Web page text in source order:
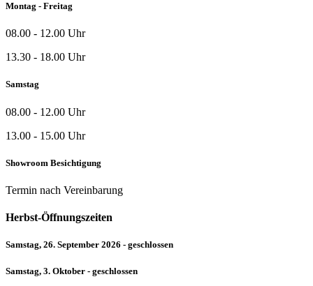
Montag - Freitag
08.00 - 12.00 Uhr
13.30 - 18.00 Uhr
Samstag
08.00 - 12.00 Uhr
13.00 - 15.00 Uhr
Showroom Besichtigung
Termin nach Vereinbarung
Herbst-Öffnungszeiten
Samstag, 26. September 2026 - geschlossen
Samstag, 3. Oktober - geschlossen